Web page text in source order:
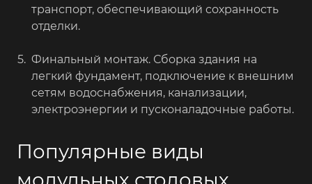
транспорт, обеспечивающий сохранность
отделки.
Финальный монтаж. Сборка здания на
легкий фундамент, подключение к внешним
сетям водоснабжения, канализации,
электроэнергии и пусконаладочные работы.
Популярные виды